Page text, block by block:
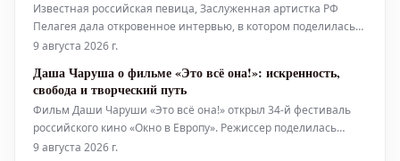
Известная российская певица, Заслуженная артистка РФ
Пелагея дала откровенное интервью, в котором поделилась
мыслями о своем недавнем сорокалетнем юбилее,
грядущих масштабных концертах, своем отношении к диетам
и уходу за внешностью, а та
9 августа 2026 г.
Даша Чаруша о фильме «Это всё она!»: искренность,
свобода и творческий путь
Фильм Даши Чаруши «Это всё она!» открыл 34-й фестиваль
российского кино «Окно в Европу». Режиссер поделилась
своими взглядами на жизнь и творческие проекты. Персонаж
9 августа 2026 г.